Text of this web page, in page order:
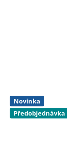
Novinka
Předobjednávka